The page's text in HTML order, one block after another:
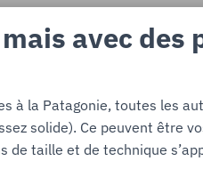
avec des
à la Patagonie, toutes les
solide). Ce peuvent être
taille et de technique